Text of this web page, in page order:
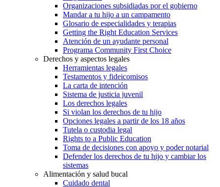
Organizaciones subsidiadas por el gobierno
Mandar a tu hijo a un campamento
Glosario de especialidades y terapias
Getting the Right Education Services
Atención de un ayudante personal
Programa Community First Choice
Derechos y aspectos legales
Herramientas legales
Testamentos y fideicomisos
La carta de intención
Sistema de justicia juvenil
Los derechos legales
Si violan los derechos de tu hijo
Opciones legales a partir de los 18 años
Tutela o custodia legal
Rights to a Public Education
Toma de decisiones con apoyo y poder notarial
Defender los derechos de tu hijo y cambiar los
sistemas
Alimentación y salud bucal
Cuidado dental